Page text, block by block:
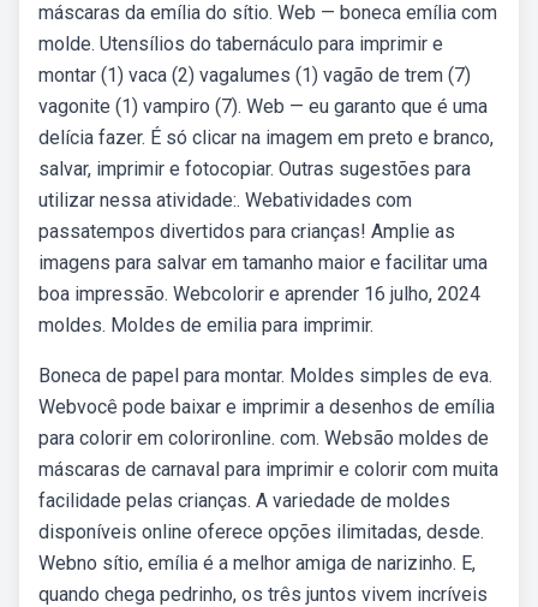
máscaras da emília do sítio. Web — boneca emília com
molde. Utensílios do tabernáculo para imprimir e
montar (1) vaca (2) vagalumes (1) vagão de trem (7)
vagonite (1) vampiro (7). Web — eu garanto que é uma
delícia fazer. É só clicar na imagem em preto e branco,
salvar, imprimir e fotocopiar. Outras sugestões para
utilizar nessa atividade:. Webatividades com
passatempos divertidos para crianças! Amplie as
imagens para salvar em tamanho maior e facilitar uma
boa impressão. Webcolorir e aprender 16 julho, 2024
moldes. Moldes de emilia para imprimir.
Boneca de papel para montar. Moldes simples de eva.
Webvocê pode baixar e imprimir a desenhos de emília
para colorir em colorironline. com. Websão moldes de
máscaras de carnaval para imprimir e colorir com muita
facilidade pelas crianças. A variedade de moldes
disponíveis online oferece opções ilimitadas, desde.
Webno sítio, emília é a melhor amiga de narizinho. E,
quando chega pedrinho, os três juntos vivem incríveis